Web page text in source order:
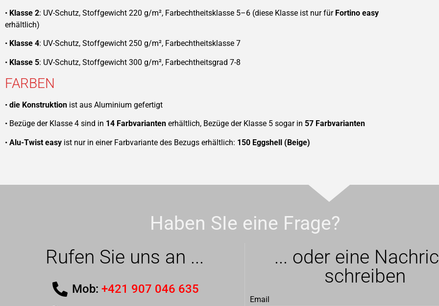
• Klasse 2: UV-Schutz, Stoffgewicht 220 g/m², Farbechtheitsklasse 5–6 (diese Klasse ist nur für Fortino easy
erhältlich)
• Klasse 4: UV-Schutz, Stoffgewicht 250 g/m², Farbechtheitsklasse 7
• Klasse 5: UV-Schutz, Stoffgewicht 300 g/m², Farbechtheitsgrad 7-8
FARBEN
• die Konstruktion ist aus Aluminium gefertigt
• Bezüge der Klasse 4 sind in 14 Farbvarianten erhältlich, Bezüge der Klasse 5 sogar in 57 Farbvarianten
• Alu-Twist easy ist nur in einer Farbvariante des Bezugs erhältlich: 150 Eggshell (Beige)
Haben SIe eine Frage?
Rufen Sie uns an ...
Mob: +421 907 046 635
... oder eine
schreiben
Email